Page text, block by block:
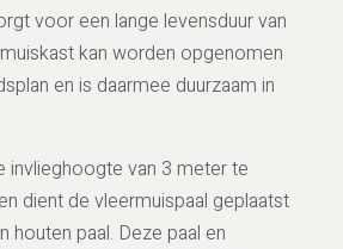
voor een lange levensduur van
kan worden opgenomen
en is daarmee duurzaam in
invlieghoogte van 3 meter te
dient de vleermuispaal geplaatst
houten paal. Deze paal en